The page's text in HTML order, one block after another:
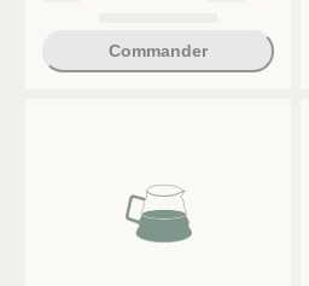
Commander